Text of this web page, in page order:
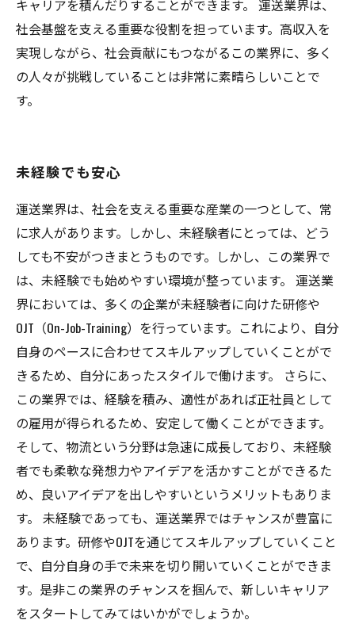
キャリアを積んだりすることができます。 運送業界は、
社会基盤を支える重要な役割を担っています。高収入を
実現しながら、社会貢献にもつながるこの業界に、多く
の人々が挑戦していることは非常に素晴らしいことで
す。
未経験でも安心
運送業界は、社会を支える重要な産業の一つとして、常
に求人があります。しかし、未経験者にとっては、どう
しても不安がつきまとうものです。しかし、この業界で
は、未経験でも始めやすい環境が整っています。 運送業
界においては、多くの企業が未経験者に向けた研修や
OJT（On-Job-Training）を行っています。これにより、自分
自身のペースに合わせてスキルアップしていくことがで
きるため、自分にあったスタイルで働けます。 さらに、
この業界では、経験を積み、適性があれば正社員として
の雇用が得られるため、安定して働くことができます。
そして、物流という分野は急速に成長しており、未経験
者でも柔軟な発想力やアイデアを活かすことができるた
め、良いアイデアを出しやすいというメリットもありま
す。 未経験であっても、運送業界ではチャンスが豊富に
あります。研修やOJTを通じてスキルアップしていくこと
で、自分自身の手で未来を切り開いていくことができま
す。是非この業界のチャンスを掴んで、新しいキャリア
をスタートしてみてはいかがでしょうか。